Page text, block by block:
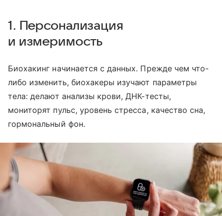
1. Персонализация
и измеримость
Биохакинг начинается с данных. Прежде чем что-
либо изменить, биохакеры изучают параметры
тела: делают анализы крови, ДНК-тесты,
мониторят пульс, уровень стресса, качество сна,
гормональный фон.